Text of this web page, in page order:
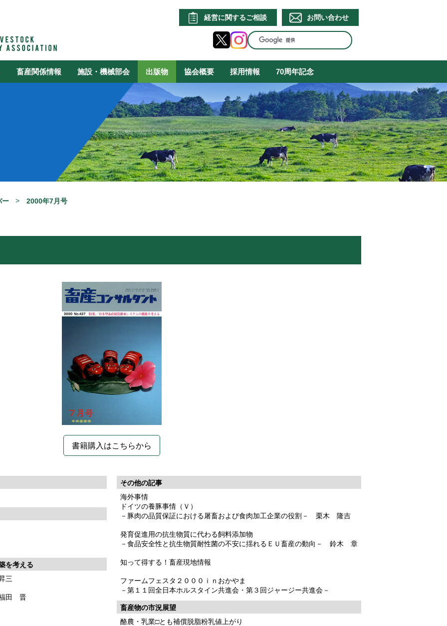
経営に関するご相談 お問い合わせ
畜産関係情報 施設・機械部会 出版物 協会概要 採用情報 70周年記念
ー 2000年7月号
書籍購入はこちらから
を考える
三
福田 晋
その他の記事
海外事情
ドイツの養豚事情（Ｖ）
－豚肉の品質保証における屠畜および食肉加工企業の役割－ 栗木 隆吉
発育促進用の抗生物質に代わる飼料添加物
－食品安全性と抗生物質耐性菌の不安に揺れるＥＵ畜産の動向－ 鈴木 章
知って得する！畜産現地情報
ファームフェスタ２０００ｉｎおかやま
－第１１回全日本ホルスタイン共進会・第３回ジャージー共進会－
畜産物の市況展望
酪農・乳業□とも補償脱脂粉乳値上がり